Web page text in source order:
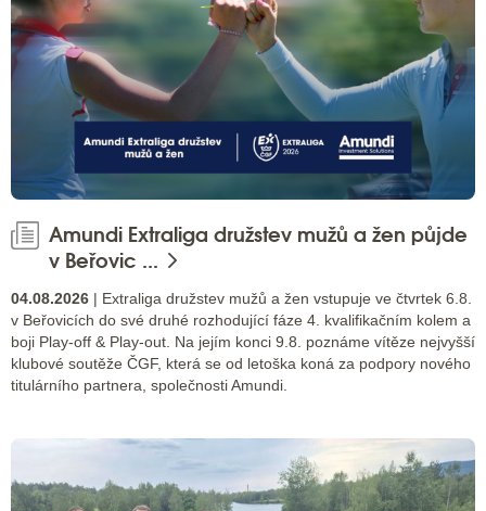
Amundi Extraliga družstev mužů a žen půjde
v Beřovic ...
04.08.2026 | Extraliga družstev mužů a žen vstupuje ve čtvrtek 6.8.
v Beřovicích do své druhé rozhodující fáze 4. kvalifikačním kolem a
boji Play-off & Play-out. Na jejím konci 9.8. poznáme vítěze nejvyšší
klubové soutěže ČGF, která se od letoška koná za podpory nového
titulárního partnera, společnosti Amundi.